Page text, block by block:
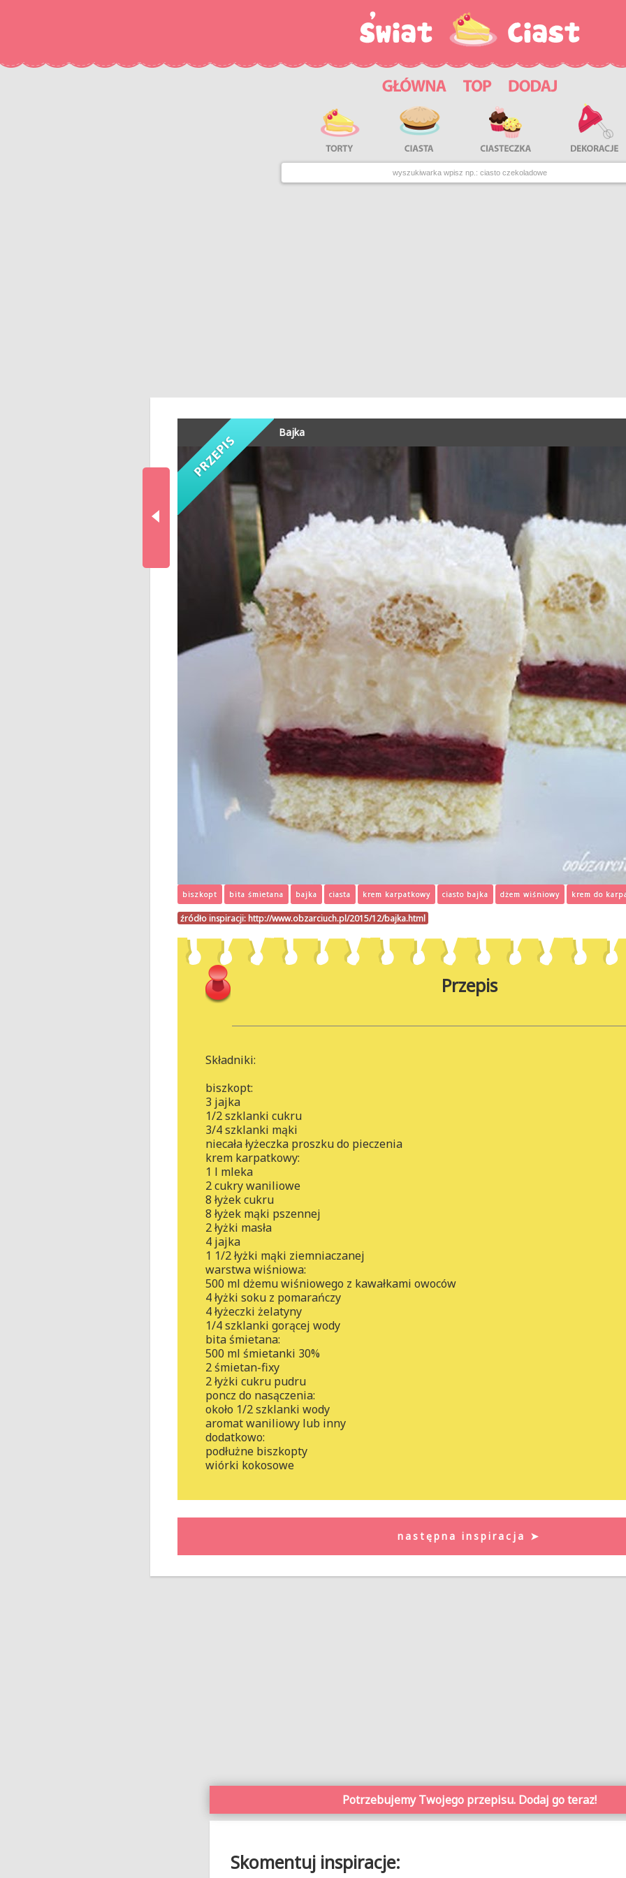
Bajka
biszkopt bita śmietana bajka ciasta krem karpatkowy ciasto bajka dżem wiśniowy krem do
źródło inspiracji: http://www.obzarciuch.pl/2015/12/bajka.html
Przepis
Składniki:
biszkopt:
3 jajka
1/2 szklanki cukru
3/4 szklanki mąki
niecała łyżeczka proszku do pieczenia
krem karpatkowy:
1 l mleka
2 cukry waniliowe
8 łyżek cukru
8 łyżek mąki pszennej
2 łyżki masła
4 jajka
1 1/2 łyżki mąki ziemniaczanej
warstwa wiśniowa:
500 ml dżemu wiśniowego z kawałkami owoców
4 łyżki soku z pomarańczy
4 łyżeczki żelatyny
1/4 szklanki gorącej wody
bita śmietana:
500 ml śmietanki 30%
2 śmietan-fixy
2 łyżki cukru pudru
poncz do nasączenia:
około 1/2 szklanki wody
aromat waniliowy lub inny
dodatkowo:
podłużne biszkopty
wiórki kokosowe
następna inspiracja ➤
Potrzebujemy Twojego przepisu. Dodaj go teraz!
Skomentuj inspiracje: